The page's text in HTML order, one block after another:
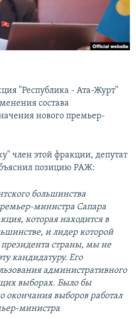
"Республика - Ата-Журт"
состава
нового премьер-
член этой фракции, депутат
позицию РАЖ:
большинства
министра Сапара
которая находится в
и лидер которой
президента страны, мы не
кандидатуру. Его
административного
выборах. Было бы
окончания выборов работал
министра